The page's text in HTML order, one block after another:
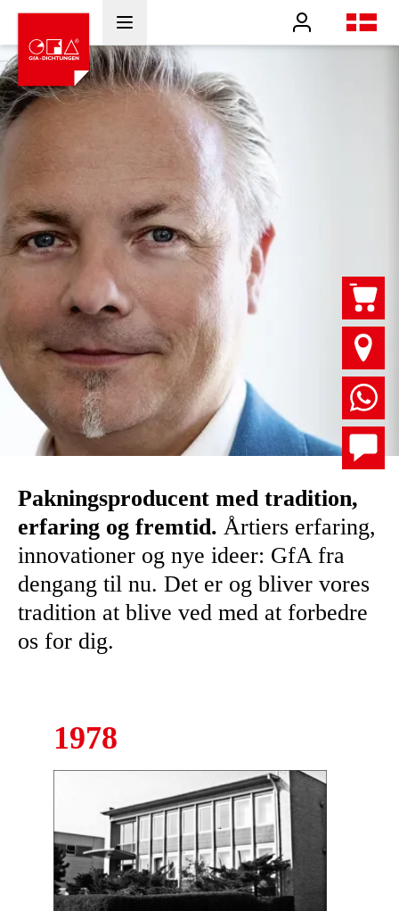
Benutzer
dk
Pakningsproducent med tradition,
erfaring og fremtid. Årtiers erfaring,
innovationer og nye ideer: GfA fra
dengang til nu. Det er og bliver vores
tradition at blive ved med at forbedre
os for dig.
1978